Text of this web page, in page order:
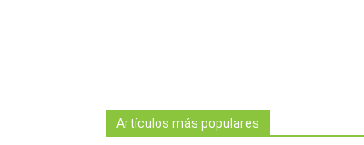
Artículos más populares